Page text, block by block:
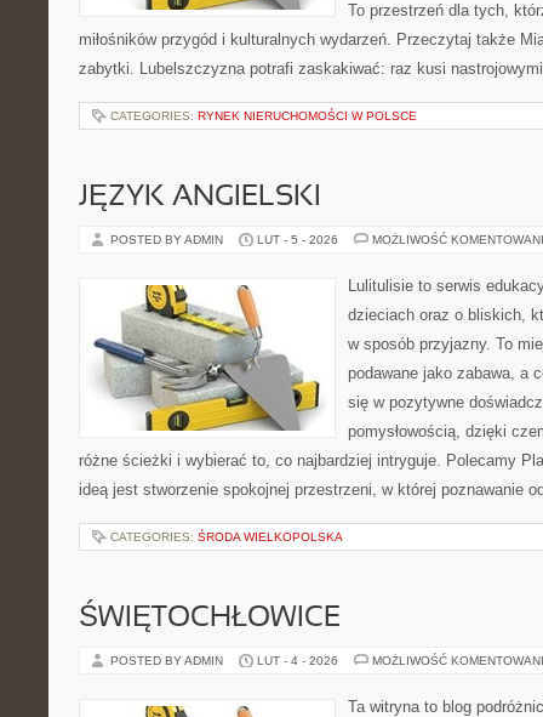
To przestrzeń dla tych,
miłośników przygód i kulturalnych wydarzeń. Przeczytaj także
zabytki. Lubelszczyzna potrafi zaskakiwać: raz kusi
CATEGORIES: RYNEK NIERUCHOMOŚCI W POLSCE
JĘZYK ANGIELSKI
POSTED BY ADMIN LUT - 5 - 2026 MOŻLIWOŚĆ
Lulitulisie to serwis
dzieciach oraz o bliskich,
w sposób przyjazny. To
podawane jako zabawa, a
się w pozytywne
pomysłowością, dzięki
różne ścieżki i wybierać to, co najbardziej intryguje. Polecamy
ideą jest stworzenie spokojnej przestrzeni, w której poznawanie
CATEGORIES: ŚRODA WIELKOPOLSKA
ŚWIĘTOCHŁOWICE
POSTED BY ADMIN LUT - 4 - 2026 MOŻLIWOŚĆ
Ta witryna to blog